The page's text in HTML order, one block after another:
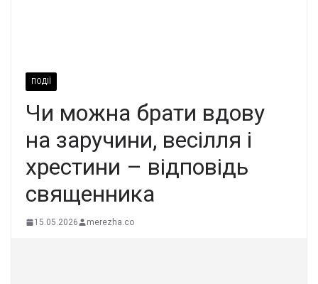
ПОДІЇ
Чи можна брати вдову
на заручини, весілля і
хрестини – відповідь
священника
15.05.2026 merezha.co